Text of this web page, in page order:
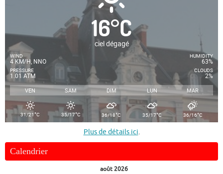
16°C
ciel dégagé
WIND
4 KM/H, NNO
PRESSURE
1.01 ATM
HUMIDITY
63%
CLOUDS
2%
VEN SAM DIM LUN MAR
31/21°C 35/17°C 36/18°C 35/17°C 36/16°C
Plus de détails ici.
Calendrier
août 2026